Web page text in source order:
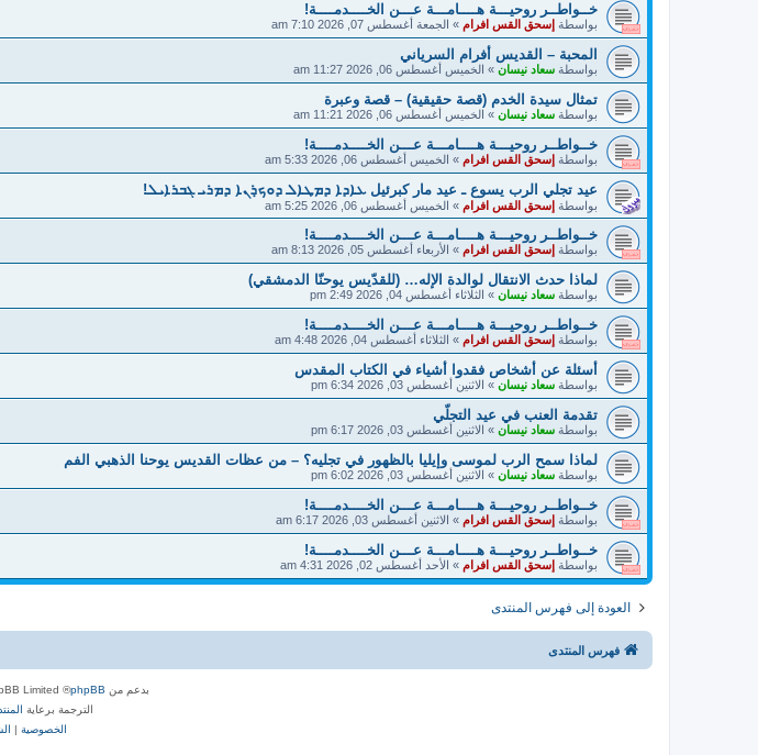
خــواطــر روحيـــة هــــامـــة عـــن الخــــدمــــة!
بواسطة إسحق القس افرام » الجمعة أغسطس 07, 2026 7:10 am
المحبة – القديس أفرام السرياني
بواسطة سعاد نيسان » الخميس أغسطس 06, 2026 11:27 am
تمثال سيدة الخدم (قصة حقيقية) – قصة وعبرة
بواسطة سعاد نيسان » الخميس أغسطس 06, 2026 11:21 am
خــواطــر روحيـــة هــــامـــة عـــن الخــــدمــــة!
بواسطة إسحق القس افرام » الخميس أغسطس 06, 2026 5:33 am
عيد تجلي الرب يسوع ـ عيد مار كبرئيل ܥܐܕܐ ܕܡܛܐܠ ܕܘܟ̣ܪܢܐ ܕܡܪܝ ܓܒܪܐܝܠ!
بواسطة إسحق القس افرام » الخميس أغسطس 06, 2026 5:25 am
خــواطــر روحيـــة هــــامـــة عـــن الخــــدمــــة!
بواسطة إسحق القس افرام » الأربعاء أغسطس 05, 2026 8:13 am
لماذا حدث الانتقال لوالدة الإله… (للقدّيس يوحنّا الدمشقي)
بواسطة سعاد نيسان » الثلاثاء أغسطس 04, 2026 2:49 pm
خــواطــر روحيـــة هــــامـــة عـــن الخــــدمــــة!
بواسطة إسحق القس افرام » الثلاثاء أغسطس 04, 2026 4:48 am
أسئلة عن أشخاص فقدوا أشياء في الكتاب المقدس
بواسطة سعاد نيسان » الاثنين أغسطس 03, 2026 6:34 pm
تقدمة العنب في عيد التجلّي
بواسطة سعاد نيسان » الاثنين أغسطس 03, 2026 6:17 pm
لماذا سمح الرب لموسى وإيليا بالظهور في تجليه؟ – من عظات القديس يوحنا الذهبي الفم
بواسطة سعاد نيسان » الاثنين أغسطس 03, 2026 6:02 pm
خــواطــر روحيـــة هــــامـــة عـــن الخــــدمــــة!
بواسطة إسحق القس افرام » الاثنين أغسطس 03, 2026 6:17 am
خــواطــر روحيـــة هــــامـــة عـــن الخــــدمــــة!
بواسطة إسحق القس افرام » الأحد أغسطس 02, 2026 4:31 am
العودة إلى فهرس المنتدى
فهرس المنتدى
بدعم من phpBB
® Forum Software © phpBB Limited
الترجمة برعاية
الخصوصية |